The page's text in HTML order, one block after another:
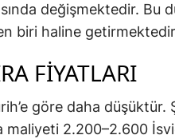
değişmektedir. Bu
biri haline
FIYATLARI
göre daha
2.200–2.600